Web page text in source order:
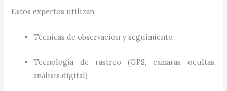
Estos expertos utilizan:
Técnicas de observación y seguimiento
Tecnología de rastreo (GPS, cámaras ocultas,
análisis digital)